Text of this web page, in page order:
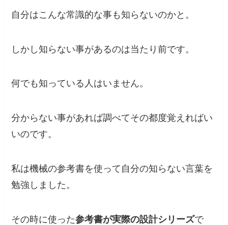
自分はこんな常識的な事も知らないのかと。
しかし知らない事があるのは当たり前です。
何でも知っている人はいません。
分からない事があれば調べてその都度覚えればい
いのです。
私は機械の参考書を使って自分の知らない言葉を
勉強しました。
その時に使った参考書が実際の設計シリーズで